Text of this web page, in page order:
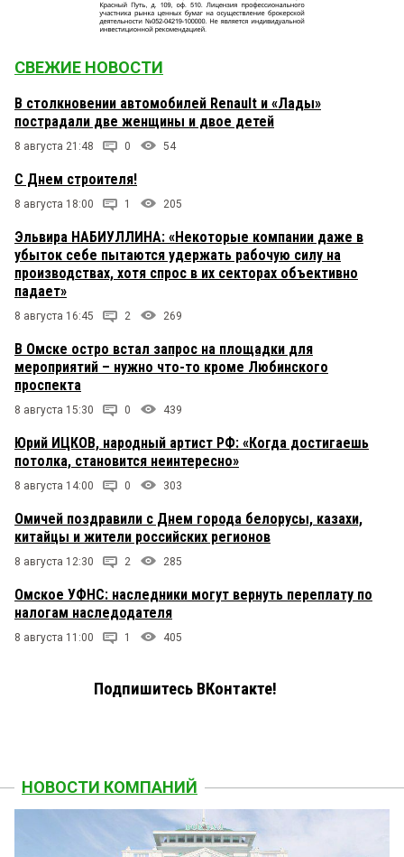
СВЕЖИЕ НОВОСТИ
В столкновении автомобилей Renault и «Лады»
пострадали две женщины и двое детей
8 августа 21:48 0 54
С Днем строителя!
8 августа 18:00 1 205
Эльвира НАБИУЛЛИНА: «Некоторые компании даже в
убыток себе пытаются удержать рабочую силу на
производствах, хотя спрос в их секторах объективно
падает»
8 августа 16:45 2 269
В Омске остро встал запрос на площадки для
мероприятий – нужно что-то кроме Любинского
проспекта
8 августа 15:30 0 439
Юрий ИЦКОВ, народный артист РФ: «Когда достигаешь
потолка, становится неинтересно»
8 августа 14:00 0 303
Омичей поздравили с Днем города белорусы, казахи,
китайцы и жители российских регионов
8 августа 12:30 2 285
Омское УФНС: наследники могут вернуть переплату по
налогам наследодателя
8 августа 11:00 1 405
Подпишитесь ВКонтакте!
НОВОСТИ КОМПАНИЙ